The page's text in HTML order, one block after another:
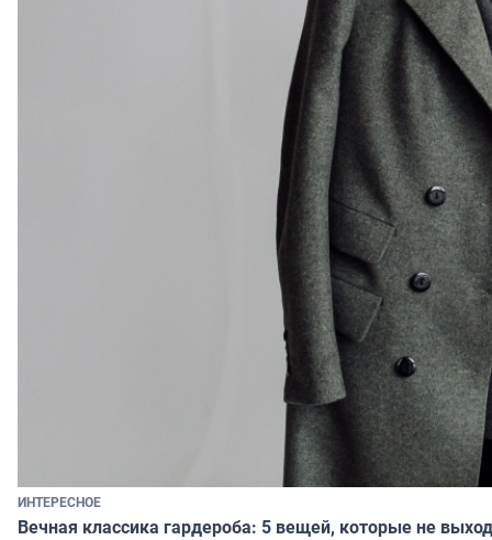
ИНТЕРЕСНОЕ
Вечная классика гардероба: 5 вещей, которые не